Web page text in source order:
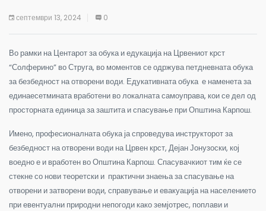
септември 13, 2024 0
Во рамки на Центарот за обука и едукација на Црвениот крст
“Солферино” во Струга, во моментов се одржува петдневната обука
за безбедност на отворени води. Едукативната обука е наменета за
единаесетмината вработени во локалната самоуправа, кои се дел од
просторната единица за заштита и спасување при Општина Карпош.
Имено, професионалната обука ја спроведува инструкторот за
безбедност на отворени води на Црвен крст, Дејан Јонузоски, кој
воедно е и вработен во Општина Карпош. Спасувачкиот тим ќе се
стекне со нови теоретски и практични знаења за спасување на
отворени и затворени води, справување и евакуација на населението
при евентуални природни непогоди како земјотрес, поплави и